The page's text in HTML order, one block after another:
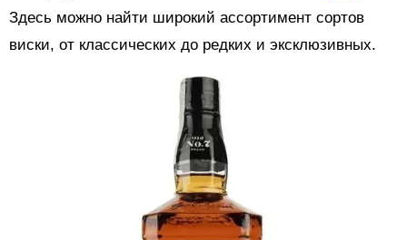
Здесь можно найти широкий ассортимент сортов
виски, от классических до редких и эксклюзивных.